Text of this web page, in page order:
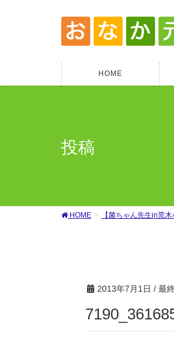
HOME
投稿
HOME 【菌ちゃん先生in荒
2013年7月1日 / 最